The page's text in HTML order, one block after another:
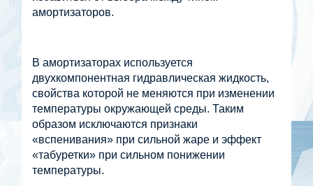
амортизаторов.
В амортизаторах используется
двухкомпонентная гидравлическая жидкость,
свойства которой не меняются при изменении
температуры окружающей среды. Таким
образом исключаются признаки
«вспенивания» при сильной жаре и эффект
«табуретки» при сильном понижении
температуры.